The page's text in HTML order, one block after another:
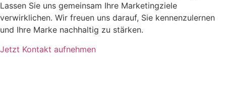
Lassen Sie uns gemeinsam Ihre Marketingziele
verwirklichen. Wir freuen uns darauf, Sie kennenzulernen
und Ihre Marke nachhaltig zu stärken.
Jetzt Kontakt aufnehmen